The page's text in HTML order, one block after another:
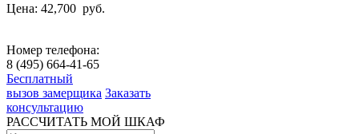
Цена: 42,700 руб.
Номер телефона:
8 (495) 664-41-65
Бесплатный
вызов замерщика Заказать
консультацию
РАССЧИТАТЬ МОЙ ШКАФ